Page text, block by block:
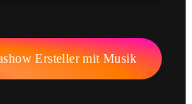
Ersteller mit Musik